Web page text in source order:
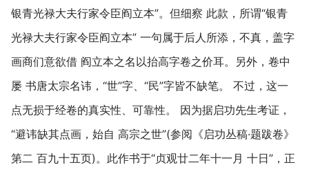
银青光禄大夫行家令臣阎立本”。但细察 此款，所谓“银青
光禄大夫行家令臣阎立本” 一句属于后人所添，不真，盖字
画商们意欲借 阎立本之名以抬高字卷之价耳。另外，卷中
屡 书唐太宗名讳，“世”字、“民”字皆不缺笔。 不过，这一
点无损于经卷的真实性、可靠性。 因为据启功先生考证，
“避讳缺其点画，始自 高宗之世”(参阅《启功丛稿·题跋卷》
第二 百九十五页)。此作书于“贞观廿二年十一月 十日”，正